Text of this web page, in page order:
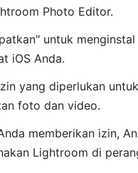
Photo Editor.
untuk
iOS Anda.
yang diperlukan
foto dan video.
memberikan izin,
Lightroom di